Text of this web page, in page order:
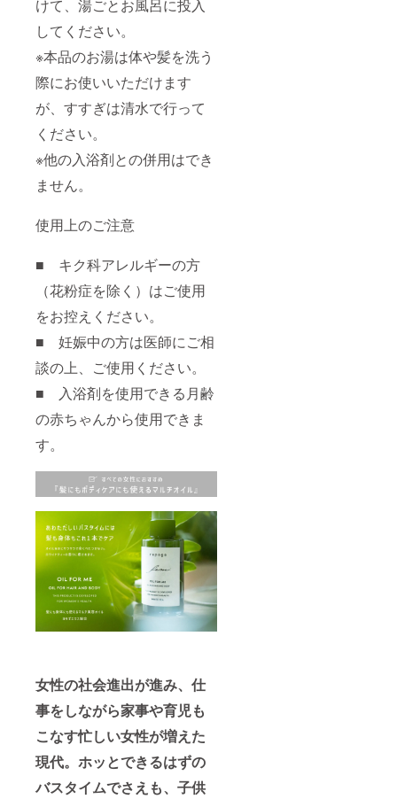
けて、湯ごとお風呂に投入
してください。
※本品のお湯は体や髪を洗う
際にお使いいただけます
が、すすぎは清水で行って
ください。
※他の入浴剤との併用はでき
ません。
使用上のご注意
■ キク科アレルギーの方
（花粉症を除く）はご使用
をお控えください。
■ 妊娠中の方は医師にご相
談の上、ご使用ください。
■ 入浴剤を使用できる月齢
の赤ちゃんから使用できま
す。
女性の社会進出が進み、仕
事をしながら家事や育児も
こなす忙しい女性が増えた
現代。ホッとできるはずの
バスタイムでさえも、子供